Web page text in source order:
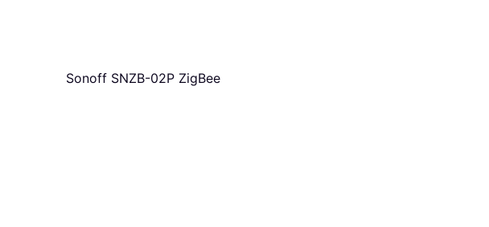
Sonoff SNZB-02P ZigBee